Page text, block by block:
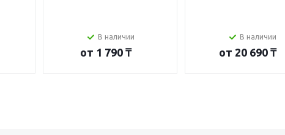
В наличии
от 1 790 ₸
В наличии
от 20 690 ₸